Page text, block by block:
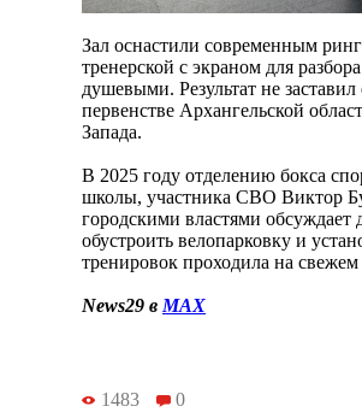
Зал оснастили современным
тренерской с экраном для
душевыми. Результат не
первенстве Архангельской
Запада.
В 2025 году отделению бокса
школы, участника СВО Виктор
городскими властями
обустроить велопарковку и
тренировок проходила на свежем
News29 в MAX
1483 0